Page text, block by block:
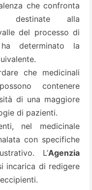
che confronta
destinate alla
del processo di
determinato la
che medicinali
contenere
di una maggiore
di pazienti.
nel medicinale
con specifiche
L’Agenzia
incarica di redigere